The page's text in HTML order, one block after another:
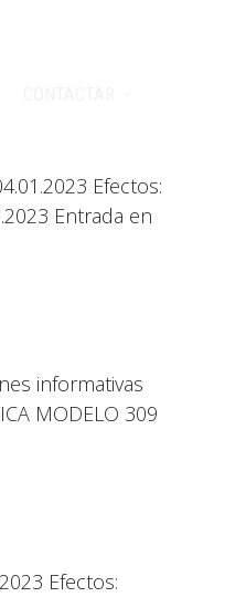
Efectos:
Entrada en
informativas
MODELO 309
Efectos: